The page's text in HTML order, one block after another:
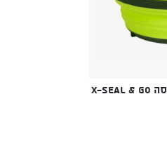
קערה מתקפלת עם מכסה X-SEAL & GO